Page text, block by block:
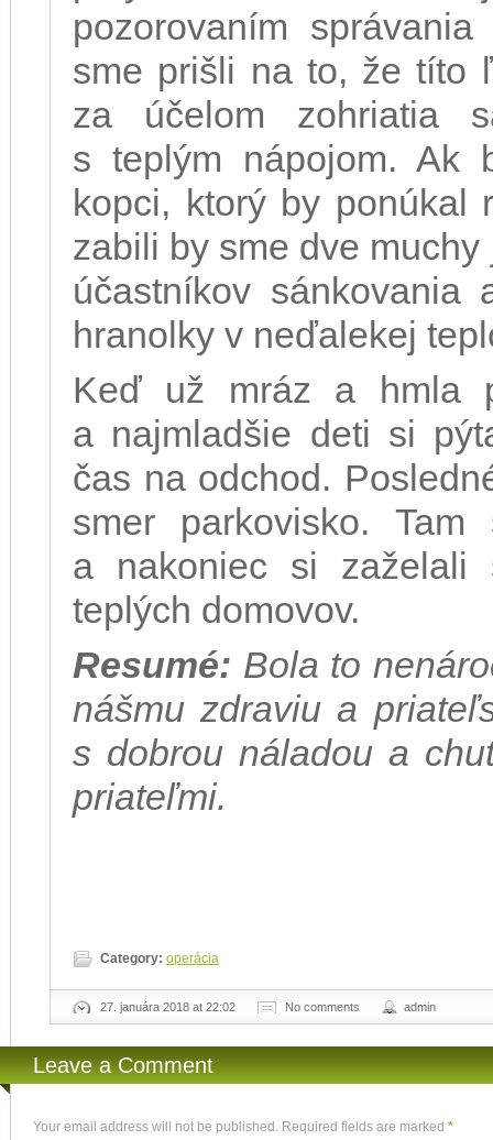
pozorovaním
sme prišli na to, že títo
za účelom zohriatia
s teplým nápojom. Ak
kopci, ktorý by ponúkal
zabili by sme dve
účastníkov
hranolky v neďalekej
Keď už mráz a hmla
a najmladšie deti si
čas na odchod.
smer parkovisko.
a nakoniec si zaželali
teplých domovov.
Resumé: Bola to
nášmu zdraviu a
s dobrou náladou a
priateľmi.
Category: operácia
27. januára 2018 at 22:02 No comments admin
Leave a Comment
Your email address will not be published. Required fields are marked *